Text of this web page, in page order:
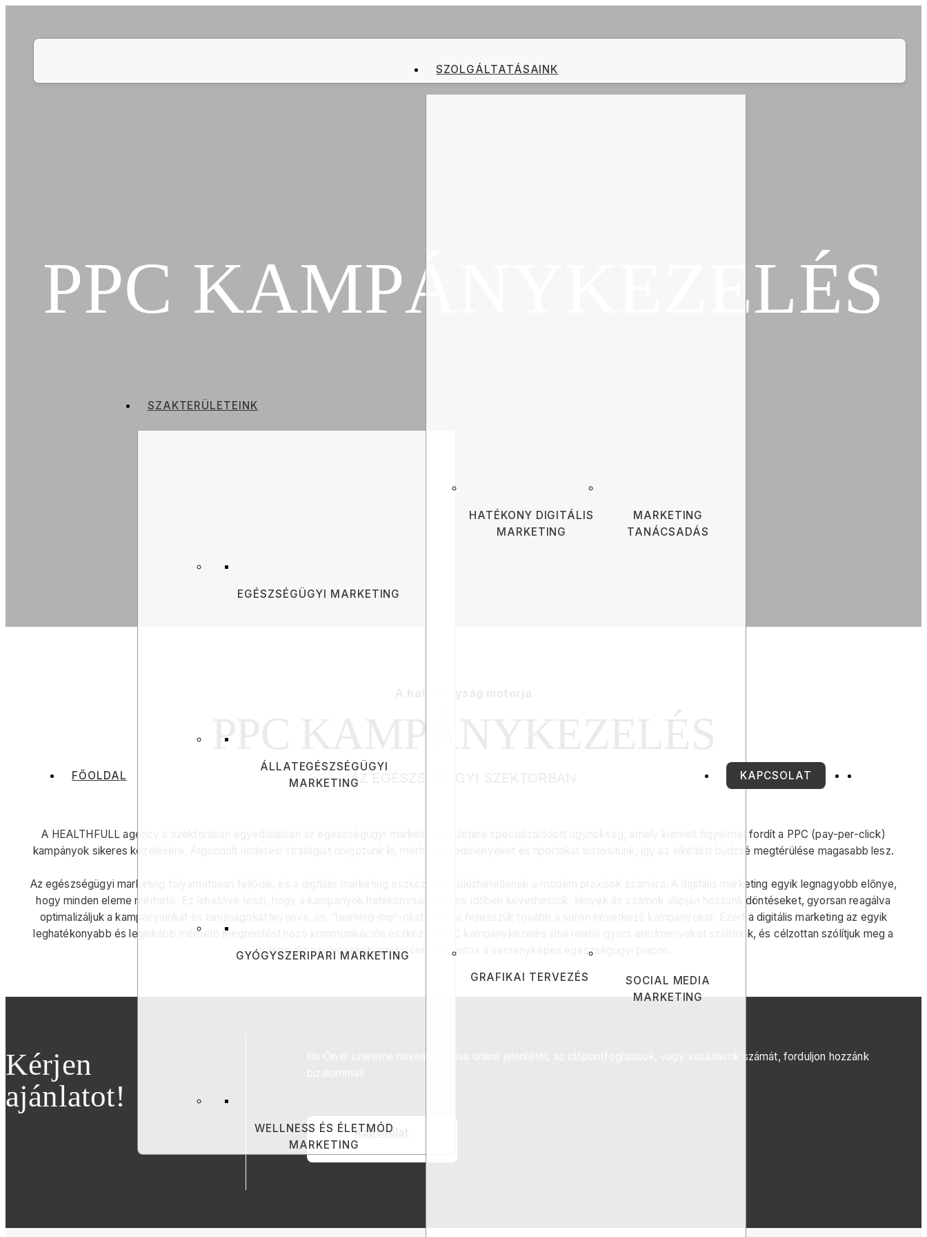
FŐOLDAL
SZAKTERÜLETEINK
EGÉSZSÉGÜGYI MARKETING
ÁLLATEGÉSZSÉGÜGYI
MARKETING
GYÓGYSZERIPARI MARKETING
WELLNESS ÉS ÉLETMÓD
MARKETING
SZOLGÁLTATÁSAINK
HATÉKONY DIGITÁLIS
MARKETING
MARKETING
TANÁCSADÁS
GRAFIKAI TERVEZÉS
SOCIAL MEDIA
MARKETING
KAPCSOLAT
PPC KAMPÁNYKEZELÉS
PPC KAMPÁNYKEZELÉS
AZ EGÉSZSÉGÜGYI SZEKTORBAN
A HEALTHFULL agency a szektorában egyedülállóan az egészségügyi marketing területére specializálódott ügynökség, amely kiemelt figyelmet fordít a PPC (pay-per-click)
kampányok sikeres kezelésére. Átgondolt hirdetési stratégiát dolgozunk ki, mérhető eredményeket és riportokat biztosítunk, így az elköltött büdzsé megtérülése magasabb lesz.
Az egészségügyi marketing folyamatosan fejlődik, és a digitális marketing eszközei nélkülözhetetlenek a modern praxisok számára. A digitális marketing egyik legnagyobb előnye,
hogy minden eleme mérhető. Ez lehetővé teszi, hogy a kampányok hatékonyságát valós időben követhessük, tények és számok alapján hozzunk döntéseket, gyorsan reagálva
optimalizáljuk a kampányainkat és tanulságokat levonva, ún. “learning-log”-okat alkotva fejlesszük tovább a soron következő kampányokat. Ezért a digitális marketing az egyik
leghatékonyabb és leginkább mérhető megtérülést hozó kommunikációs eszköz. A PPC kampánykezelés által relatív gyors eredményeket szállítunk, és célzottan szólítjuk meg a
potenciális pácienseket, ami különösen fontos a versenyképes egészségügyi piacon.
Kérjen
ajánlatot!
Ha Ön is szeretné növelni praxisa online jelenlétét, az időpontfoglalások, vagy vásárlások számát, forduljon hozzánk
Kapcsolat